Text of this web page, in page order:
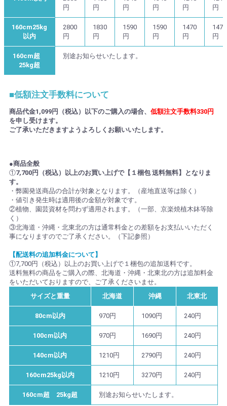
円
円
円
円
円
円
160cm25kg
以内
2800
円
1830
円
1590
円
1590
円
1470
円
1470
円
160cm超
25kg超
別途お知らせいたします。
■低額注文手数料について
商品代金1,099円（税込）以下のご購入の場合、 低額注文手数料330円
を申し受けます。
ご了承いただきますようよろしくお願いいたします。
●商品全般
①7,700円（税込）以上のお買い上げで【１梱包 送料無料】となりま
す。
・弊園発送商品の合計が対象となります。（産地直送等は除く）
・値引き発生時は適用後の金額が対象です。
②植物、園芸資材を問わず適用されます。（一部、京楽焼植木鉢等除
く）
③北海道・沖縄・北東北の方は通常料金との差額をお支払いいただく
事になりますのでご了承ください。（下記参照）
【配送料の追加料金について】
①7,700円（税込）以上のお買い上げで１梱包の追加送料です。
送料無料の商品をご購入の際、北海道・沖縄・北東北の方は追加料金
をいただいておりますので、ご了承くださいませ。
サイズと重量
北海道 沖縄 北東北
80cm以内 970円 1090円 240円
100cm以内 970円 1690円 240円
140cm以内 1210円 2790円 240円
160cm25kg以内 1210円 3270円 240円
160cm超 25kg超 別途お知らせいたします。